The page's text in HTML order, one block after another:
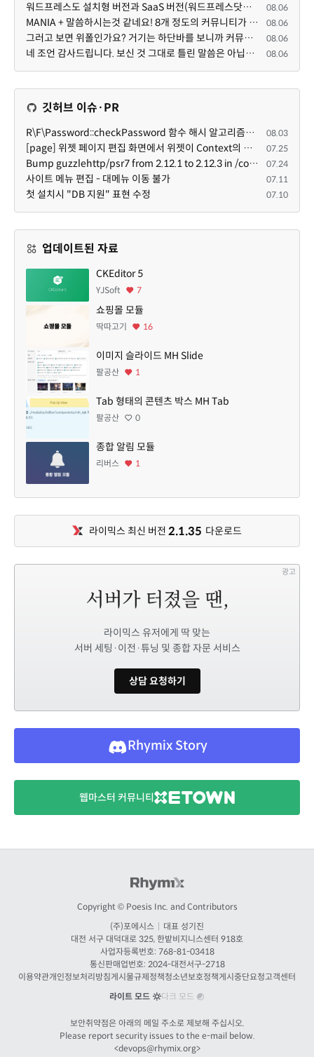
워드프레스도 설치형 버전과 SaaS 버전(워드프레스닷컴)은 다른 점이 많습니다. SaaS로 제공한다면 GPL 라이... 08.06
MANIA + 말씀하시는것 같네요! 8개 정도의 커뮤니티가 저 MANIA+ 기반으로 구축된거로 알고 있습니다. SaaS ... 08.06
그러고 보면 위폴인가요? 거기는 하단바를 보니까 커뮤니티 빌딩 SaaS 솔루션을 사용하고 있는거 같더라고요... 08.06
네 조언 감사드립니다. 보신 것 그대로 틀린 말씀은 아닙니다. 다만, 배포한 것에 대해 흥미가 떨어져서 뒷... 08.06
깃허브 이슈·PR
R\F\Password::checkPassword 함수 해시 알고리즘을 암시적으로 호출하는 경우 Argon2id 해시 비교 실패 08.03
[page] 위젯 페이지 편집 화면에서 위젯이 Context의 module_info를 덮어쓰면 저장이 ERR_ACT_IS_NOT_STANDALONE으로 실패 07.25
Bump guzzlehttp/psr7 from 2.12.1 to 2.12.3 in /common 07.24
사이트 메뉴 편집 - 대메뉴 이동 불가 07.11
첫 설치시 "DB 지원" 표현 수정 07.10
업데이트된 자료
CKEditor 5
YJSoft 7
쇼핑몰 모듈
딱따고기 16
이미지 슬라이드 MH Slide
팔공산 1
Tab 형태의 콘텐츠 박스 MH Tab
팔공산 0
종합 알림 모듈
리버스 1
라이믹스 최신 버전 2.1.35 다운로드
광고
라이믹스 유저에게 딱 맞는
서버 세팅·이전·튜닝 및 종합 자문 서비스
상담 요청하기
Rhymix Story
웹마스터 커뮤니티
Copyright © Poesis Inc. and Contributors
(주)포에시스
대표 성기진
대전 서구 대덕대로 325, 한밭비지니스센터 918호
사업자등록번호: 768-81-03418
통신판매업번호: 2024-대전서구-2718
이용약관개인정보처리방침게시물규제정책청소년보호정책게시중단요청고객센터
라이트 모드
다크 모드
보안취약점은 아래의 메일 주소로 제보해 주십시오.
Please report security issues to the e-mail below.
<devops@rhymix.org>